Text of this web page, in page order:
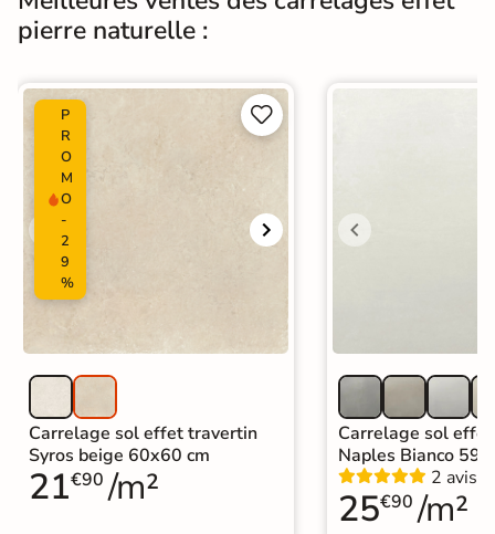
Origine
Catégories
Carrelage effet pierre intérieur
Carrelage 60x60
Carrelage intérieur / extérieur
Carrelage sol cuisine
Carrelage Chambre
|Carrelage WC
pierre naturelle :
P
R
O
M
O
-
2
9
%


Carrelage sol effet travertin
Syros beige 60x60 cm
21€90 /m²
Carrelage sol
Naples Bianco
2 avis
25€90 /m²